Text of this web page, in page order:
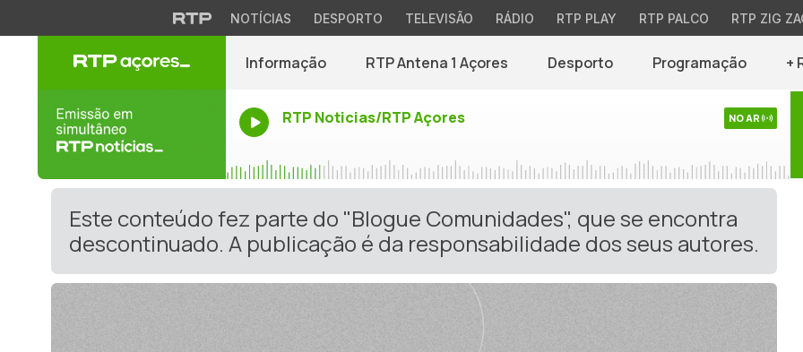
NOTÍCIAS DESPORTO TELEVISÃO RÁDIO RTP PLAY RTP PALCO RTP ZIG
Informação RTP Antena 1 Açores Desporto Programação +
RTP Noticias/RTP Açores NO AR
Este conteúdo fez parte do "Blogue Comunidades", que se encontra
descontinuado. A publicação é da responsabilidade dos seus autores.